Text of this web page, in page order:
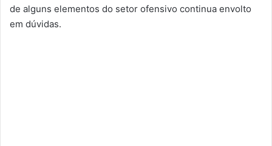
de alguns elementos do setor ofensivo continua envolto
em dúvidas.